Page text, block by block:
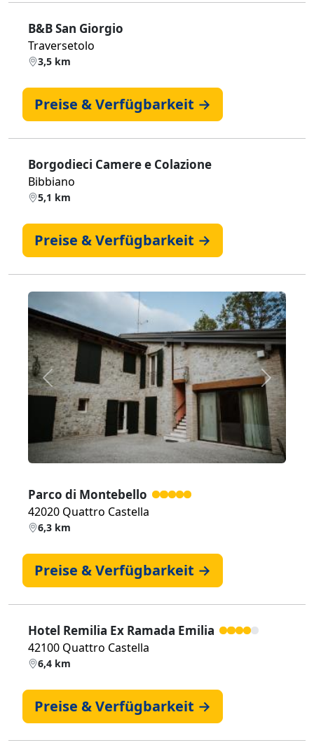
B&B San Giorgio
Traversetolo
3,5 km
Preise & Verfügbarkeit →
Borgodieci Camere e Colazione
Bibbiano
5,1 km
Preise & Verfügbarkeit →
Zurück Weiter
Parco di Montebello
42020 Quattro Castella
6,3 km
Preise & Verfügbarkeit →
Hotel Remilia Ex Ramada Emilia
42100 Quattro Castella
6,4 km
Preise & Verfügbarkeit →